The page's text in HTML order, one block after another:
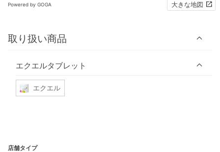
Powered by GOGA 大きな地図
取り扱い商品
エクエルタブレット
エクエル
店舗タイプ